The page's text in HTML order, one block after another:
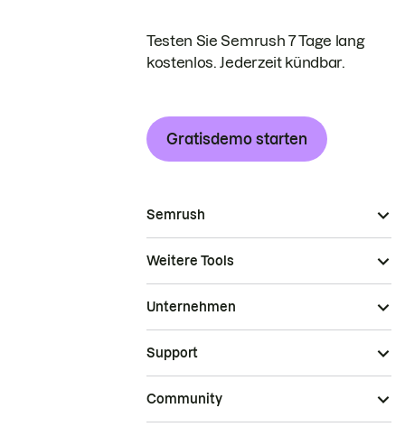
Testen Sie Semrush 7 Tage lang
kostenlos. Jederzeit kündbar.
Gratisdemo starten
Semrush
Weitere Tools
Unternehmen
Support
Community